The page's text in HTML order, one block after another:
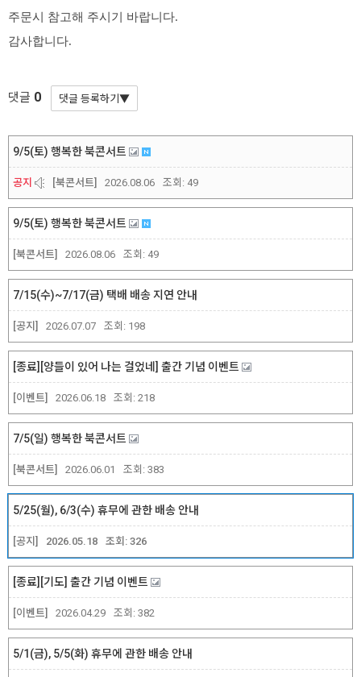
주문시 참고해 주시기 바랍니다.
감사합니다.
댓글 0
공지 [북콘서트]
9/5(토) 행복한 북콘서트
2026.08.06 조회: 49
[북콘서트]
9/5(토) 행복한 북콘서트
2026.08.06 조회: 49
[공지]
7/15(수)~7/17(금) 택배 배송 지연 안내
2026.07.07 조회: 198
[이벤트]
[종료][양들이 있어 나는 걸었네] 출간 기념 이벤트
2026.06.18 조회: 218
[북콘서트]
7/5(일) 행복한 북콘서트
2026.06.01 조회: 383
[공지]
5/25(월), 6/3(수) 휴무에 관한 배송 안내
2026.05.18 조회: 326
[이벤트]
[종료][기도] 출간 기념 이벤트
2026.04.29 조회: 382
5/1(금), 5/5(화) 휴무에 관한 배송 안내